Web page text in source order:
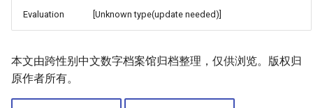
Evaluation [Unknown type(update needed)]
本文由跨性别中文数字档案馆归档整理，仅供浏览。版权归
原作者所有。